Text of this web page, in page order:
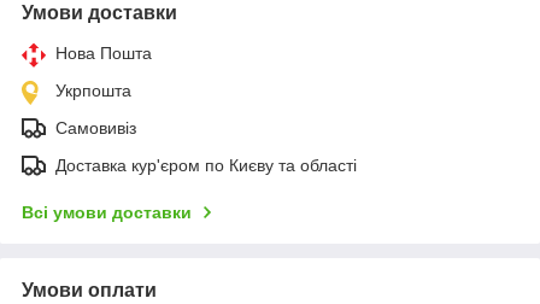
Умови доставки
Нова Пошта
Укрпошта
Самовивіз
Доставка кур'єром по Києву та області
Всі умови доставки
Умови оплати